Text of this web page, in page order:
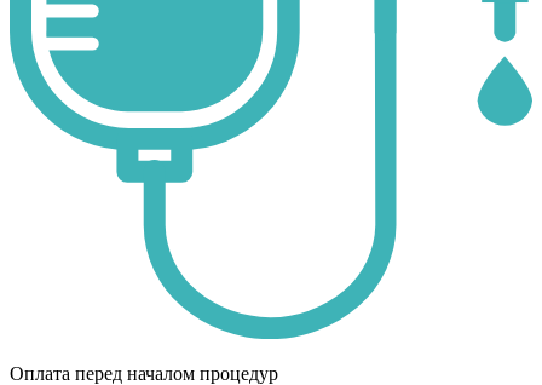
Оплата перед началом процедур